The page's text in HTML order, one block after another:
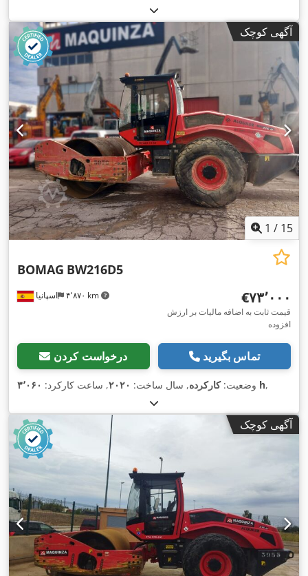
آگهی کوچک
1 / 15
اسپانیا ۴٬۸۷۰ km
BOMAG BW216D5
‎€۷۳٬۰۰۰
قیمت ثابت به اضافه مالیات بر ارزش
افزوده
درخواست کردن تماس بگیرید
وضعیت:کارکرده, سال ساخت: ۲۰۲۰, ساعت کارکرد: ۳٬۰۶۰ h,
آگهی کوچک